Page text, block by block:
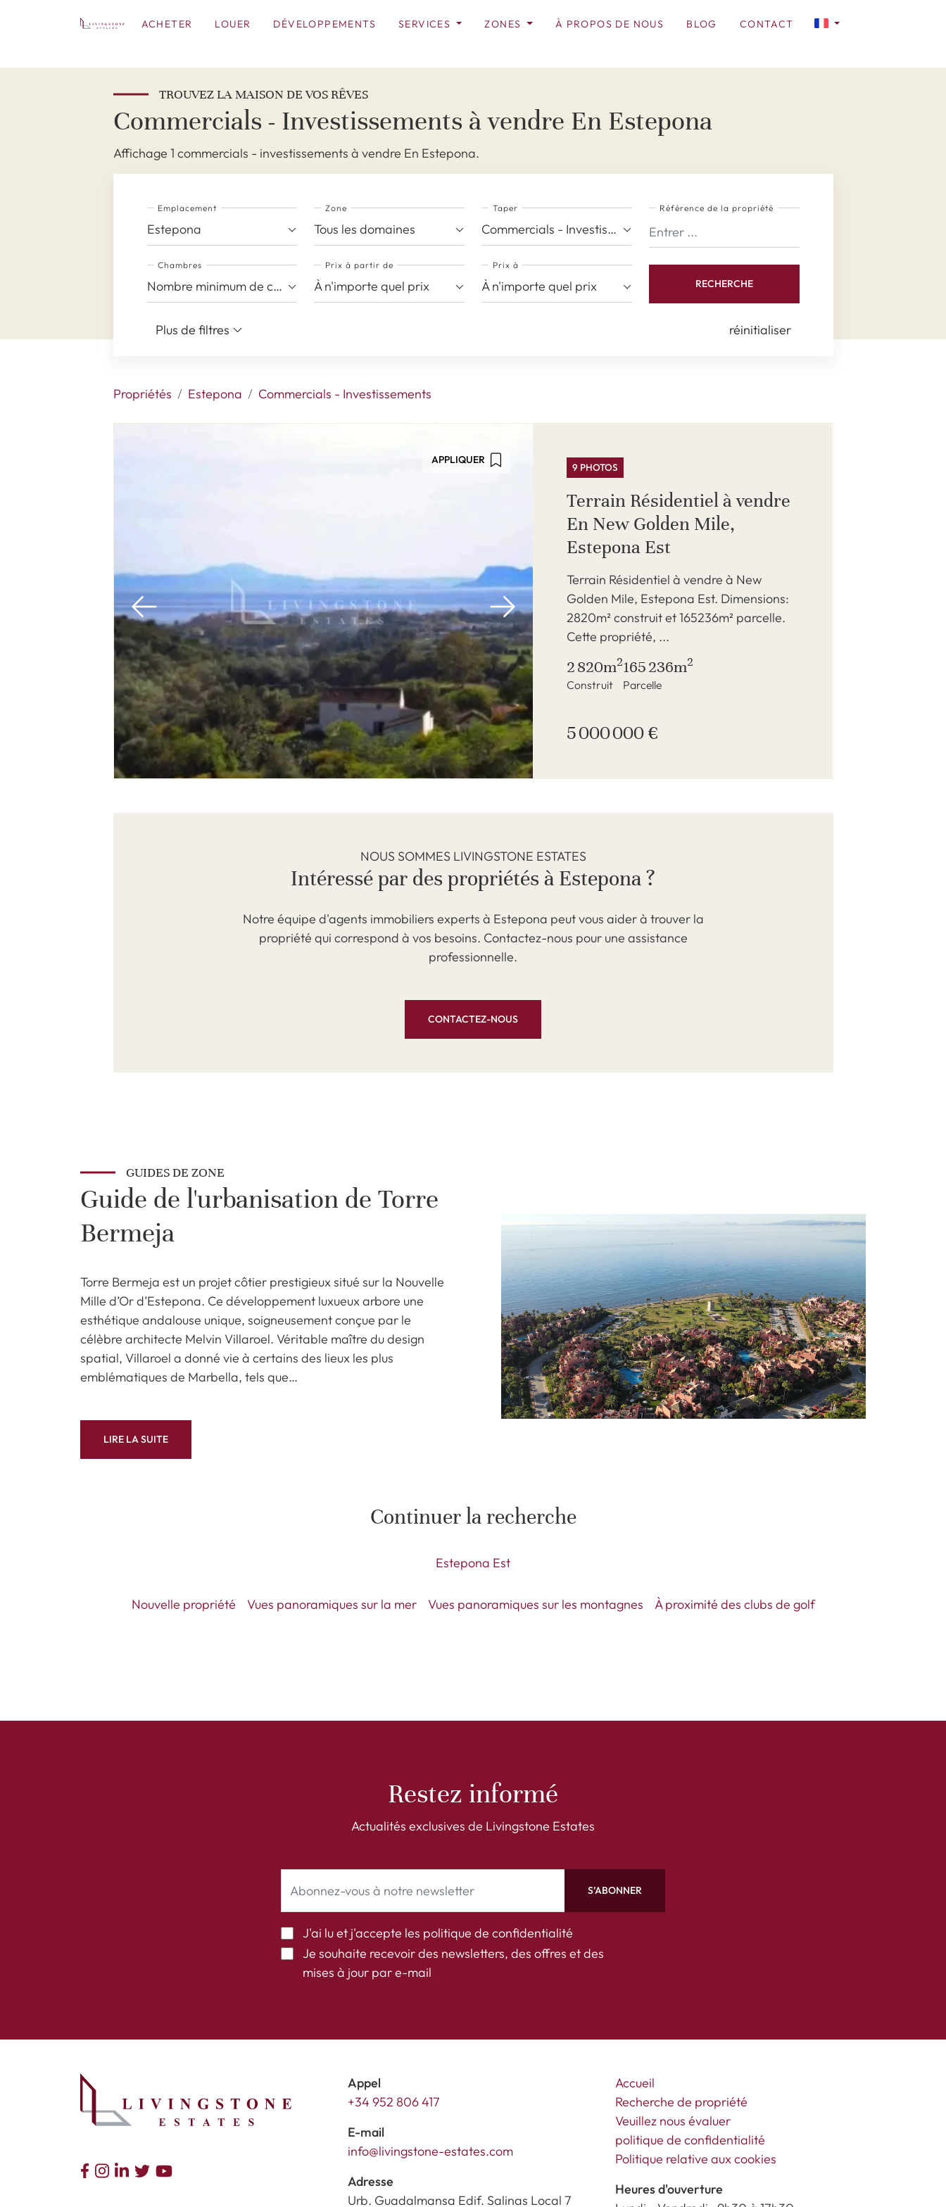
ACHETER LOUER DÉVELOPPEMENTS SERVICES ZONES À PROPOS DE NOUS BLOG CONTACT
TROUVEZ LA MAISON DE VOS RÊVES
Commercials - Investissements à vendre En Estepona
Affichage 1 commercials - investissements à vendre En Estepona.
Emplacement
Estepona
Zone
Tous les domaines
Taper
Commercials - Investissements
Référence de la propriété
Chambres
Nombre minimum de chambres
Prix ​​à partir de
À n'importe quel prix
Prix ​​à
À n'importe quel prix RECHERCHE
Plus de filtres réinitialiser
Propriétés Estepona Commercials - Investissements
APPLIQUER
9 PHOTOS
Terrain Résidentiel à vendre
En New Golden Mile,
Estepona Est
Terrain Résidentiel à vendre à New
Golden Mile, Estepona Est. Dimensions:
2820m² construit et 165236m² parcelle.
Cette propriété, ...
2 820m2
Construit
165 236m2
Parcelle
5 000 000 €
NOUS SOMMES LIVINGSTONE ESTATES
Intéressé par des propriétés à Estepona ?
Notre équipe d'agents immobiliers experts à Estepona peut vous aider à trouver la
propriété qui correspond à vos besoins. Contactez-nous pour une assistance
professionnelle.
CONTACTEZ-NOUS
GUIDES DE ZONE
Guide de l'urbanisation de Torre
Bermeja
Torre Bermeja est un projet côtier prestigieux situé sur la Nouvelle
Mille d’Or d’Estepona. Ce développement luxueux arbore une
esthétique andalouse unique, soigneusement conçue par le
célèbre architecte Melvin Villaroel. Véritable maître du design
spatial, Villaroel a donné vie à certains des lieux les plus
emblématiques de Marbella, tels que…
LIRE LA SUITE
Continuer la recherche
Estepona Est
Nouvelle propriété Vues panoramiques sur la mer Vues panoramiques sur les montagnes À proximité des clubs de golf
Restez informé
Actualités exclusives de Livingstone Estates
S’ABONNER
J'ai lu et j'accepte les politique de confidentialité
Je souhaite recevoir des newsletters, des offres et des
mises à jour par e-mail
Appel
+34 952 806 417
E-mail
info@livingstone-estates.com
Adresse
Urb. Guadalmansa Edif. Salinas Local 7
Accueil
Recherche de propriété
Veuillez nous évaluer
politique de confidentialité
Politique relative aux cookies
Heures d'ouverture